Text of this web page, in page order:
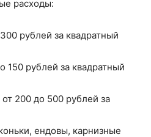
расходы:
рублей за квадратный
150 рублей за квадратный
200 до 500 рублей за
ендовы, карнизные